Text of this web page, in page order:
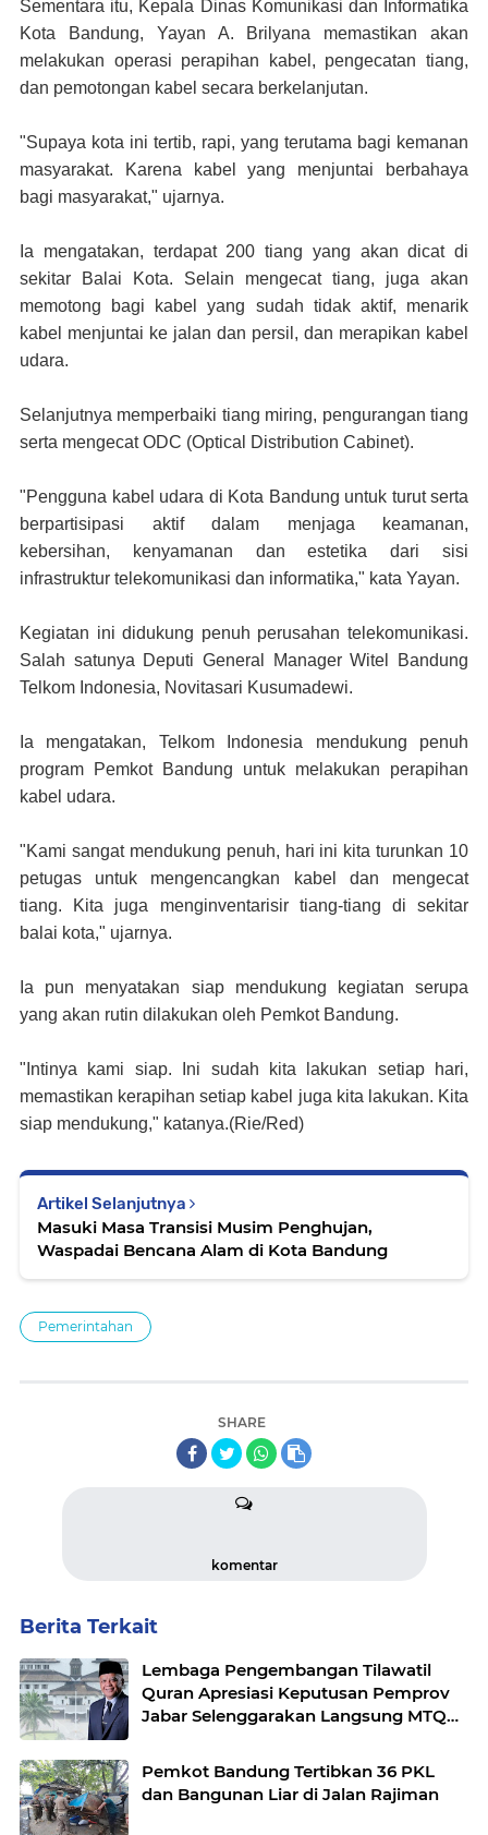
Sementara itu, Kepala Dinas Komunikasi dan Informatika
Kota Bandung, Yayan A. Brilyana memastikan akan
melakukan operasi perapihan kabel, pengecatan tiang,
dan pemotongan kabel secara berkelanjutan.
"Supaya kota ini tertib, rapi, yang terutama bagi kemanan
masyarakat. Karena kabel yang menjuntai berbahaya
bagi masyarakat," ujarnya.
Ia mengatakan, terdapat 200 tiang yang akan dicat di
sekitar Balai Kota. Selain mengecat tiang, juga akan
memotong bagi kabel yang sudah tidak aktif, menarik
kabel menjuntai ke jalan dan persil, dan merapikan kabel
udara.
Selanjutnya memperbaiki tiang miring, pengurangan tiang
serta mengecat ODC (Optical Distribution Cabinet).
"Pengguna kabel udara di Kota Bandung untuk turut serta
berpartisipasi aktif dalam menjaga keamanan,
kebersihan, kenyamanan dan estetika dari sisi
infrastruktur telekomunikasi dan informatika," kata Yayan.
Kegiatan ini didukung penuh perusahan telekomunikasi.
Salah satunya Deputi General Manager Witel Bandung
Telkom Indonesia, Novitasari Kusumadewi.
Ia mengatakan, Telkom Indonesia mendukung penuh
program Pemkot Bandung untuk melakukan perapihan
kabel udara.
"Kami sangat mendukung penuh, hari ini kita turunkan 10
petugas untuk mengencangkan kabel dan mengecat
tiang. Kita juga menginventarisir tiang-tiang di sekitar
balai kota," ujarnya.
Ia pun menyatakan siap mendukung kegiatan serupa
yang akan rutin dilakukan oleh Pemkot Bandung.
"Intinya kami siap. Ini sudah kita lakukan setiap hari,
memastikan kerapihan setiap kabel juga kita lakukan. Kita
siap mendukung," katanya.(Rie/Red)
Artikel Selanjutnya
Masuki Masa Transisi Musim Penghujan,
Waspadai Bencana Alam di Kota Bandung
Pemerintahan
SHARE
komentar
Berita Terkait
Lembaga Pengembangan Tilawatil
Quran Apresiasi Keputusan Pemprov
Jabar Selenggarakan Langsung MTQ
Pemkot Bandung Tertibkan 36 PKL
dan Bangunan Liar di Jalan Rajiman